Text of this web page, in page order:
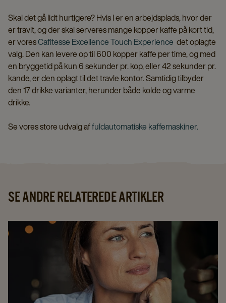
Skal det gå lidt hurtigere? Hvis I er en arbejdsplads, hvor der
er travlt, og der skal serveres mange kopper kaffe på kort tid,
er voresCafitesse Excellence Touch Experience det oplagte
valg. Den kan levere op til 600 kopper kaffe per time, og med
en bryggetid på kun 6 sekunder pr. kop, eller 42 sekunder pr.
kande, er den oplagt til det travle kontor. Samtidig tilbyder
den 17 drikke varianter, herunder både kolde og varme
drikke.
Se vores store udvalg affuldautomatiske kaffemaskiner.
SE ANDRE RELATEREDE ARTIKLER